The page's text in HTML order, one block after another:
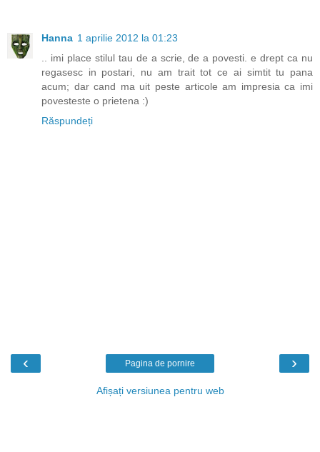
Hanna 1 aprilie 2012 la 01:23
.. imi place stilul tau de a scrie, de a povesti. e drept ca nu
regasesc in postari, nu am trait tot ce ai simtit tu pana
acum; dar cand ma uit peste articole am impresia ca imi
povesteste o prietena :)
Răspundeți
‹ ›
Pagina de pornire
Afișați versiunea pentru web